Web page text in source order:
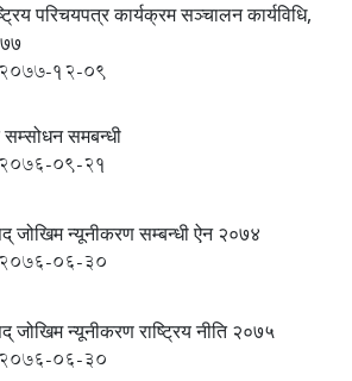
परिचयपत्र कार्यक्रम सञ्चालन कार्यविधि,
2077-12-09
समबन्धी
2076-09-21
जोखिम न्यूनीकरण सम्बन्धी ऐन २०७४
2076-06-30
जोखिम न्यूनीकरण राष्ट्रिय नीति २०७५
2076-06-30